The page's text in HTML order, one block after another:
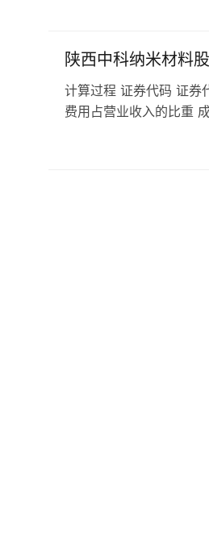
陕西中科纳米材料
计算过程 证券代码 证券
费用占营业收入的比重